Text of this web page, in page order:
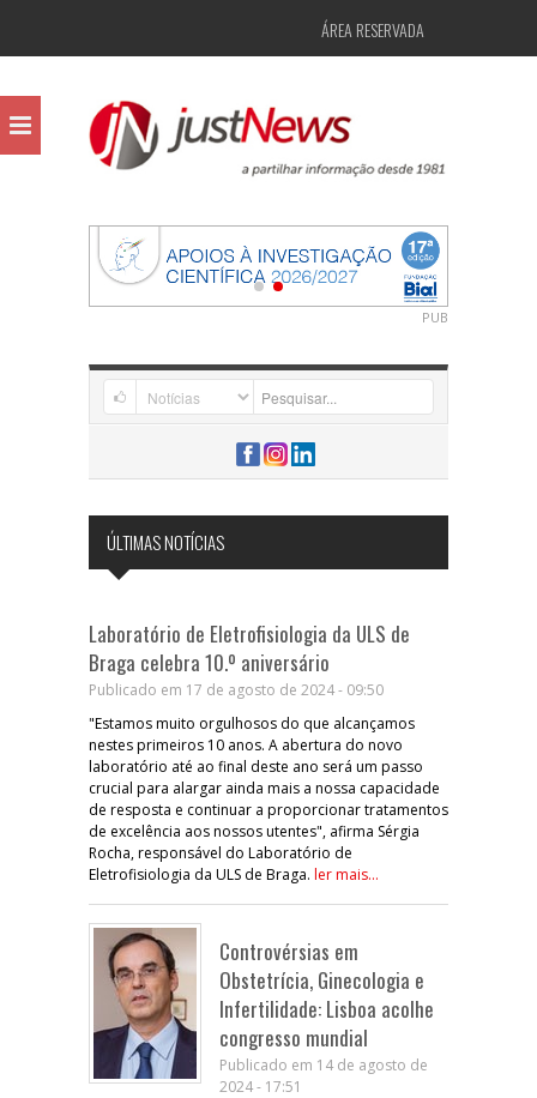
ÁREA RESERVADA
PUB
ÚLTIMAS NOTÍCIAS
Laboratório de Eletrofisiologia da ULS de
Braga celebra 10.º aniversário
Publicado em 17 de agosto de 2024 - 09:50
"Estamos muito orgulhosos do que alcançamos
nestes primeiros 10 anos. A abertura do novo
laboratório até ao final deste ano será um passo
crucial para alargar ainda mais a nossa capacidade
de resposta e continuar a proporcionar tratamentos
de excelência aos nossos utentes", afirma Sérgia
Rocha, responsável do Laboratório de
Eletrofisiologia da ULS de Braga. ler mais...
Controvérsias em
Obstetrícia, Ginecologia e
Infertilidade: Lisboa acolhe
congresso mundial
Publicado em 14 de agosto de
2024 - 17:51